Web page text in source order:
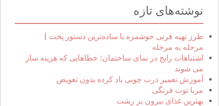
و
ب
ر
ا
ی
:
نوشته‌های تازه
طرز تهیه فرنی خوشمزه با ساده‌ترین دستور پخت |
مرحله به مرحله
اشتباهات رایج در نمای ساختمان؛ خطاهایی که هزینه ساز
می شوند
آموزش تعمیر درب چوبی باد کرده بدون تعویض
مربا توت فرنگی
بهترین غذای بیرون بر رشت